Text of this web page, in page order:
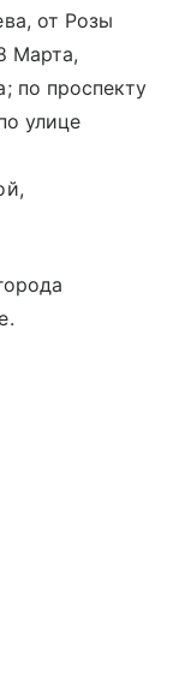
от Розы
Марта,
по проспекту
улице